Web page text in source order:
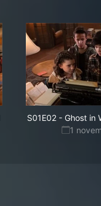
S01E02 - Ghost in
1